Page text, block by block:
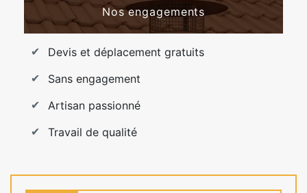
Nos engagements
Devis et déplacement gratuits
Sans engagement
Artisan passionné
Travail de qualité